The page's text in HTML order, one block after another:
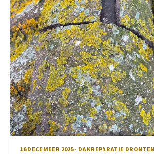
16 DECEMBER 2025 · DAKREPARATIE DRONTEN